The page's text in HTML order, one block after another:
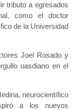
tributo a egresados
como el doctor
de la Universidad
Joel Rosado y
uasdiano en el
neurocientífico
a los nuevos